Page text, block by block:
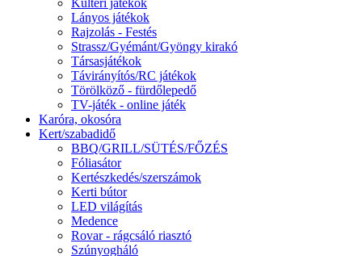
Lányos játékok
Rajzolás - Festés
Strassz/Gyémánt/Gyöngy kirakó
Társasjátékok
Távirányítós/RC játékok
Törölköző - fürdőlepedő
TV-játék - online játék
Karóra, okosóra
Kert/szabadidő
BBQ/GRILL/SÜTÉS/FŐZÉS
Fóliasátor
Kertészkedés/szerszámok
Kerti bútor
LED világítás
Medence
Rovar - rágcsáló riasztó
Szúnyogháló